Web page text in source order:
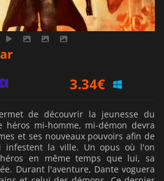
3.34€
3.99 €
de découvrir la jeunesse du
héros mi-homme, mi-démon devra
et ses nouveaux pouvoirs afin de
infestent la ville. Un opus où l'on
en même temps que lui, sa
Durant l'aventure, Dante voguera